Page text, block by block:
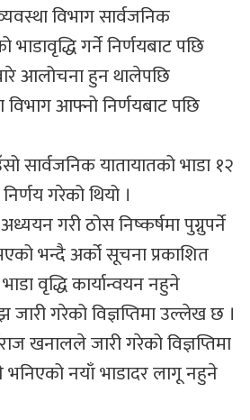
विभाग सार्वजनिक
भाडावृद्धि गर्ने निर्णयबाट पछि
आलोचना हुन थालेपछि
विभाग आफ्नो निर्णयबाट पछि
सार्वजनिक यातायातको भाडा १२
गरेको थियो ।
गरी ठोस निष्कर्षमा पुग्नुपर्ने
भन्दै अर्को सूचना प्रकाशित
वृद्धि कार्यान्वयन नहुने
जारी गरेको विज्ञप्तिमा उल्लेख छ ।
खनालले जारी गरेको विज्ञप्तिमा
नयाँ भाडादर लागू नहुने